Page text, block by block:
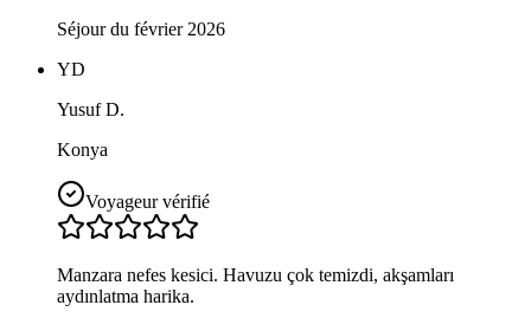
Séjour du février 2026
YD
Yusuf D.
Konya
Voyageur vérifié
Manzara nefes kesici. Havuzu çok temizdi, akşamları
aydınlatma harika.